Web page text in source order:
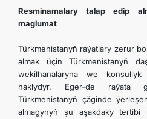
Resminamalary talap edip
maglumat
Türkmenistanyň raýatlary zerur
almak üçin Türkmenistanyň
wekilhanalaryna we
haklydyr. Eger-de raýata
Türkmenistanyň çäginde
almagynyň şu aşakdaky tertibi